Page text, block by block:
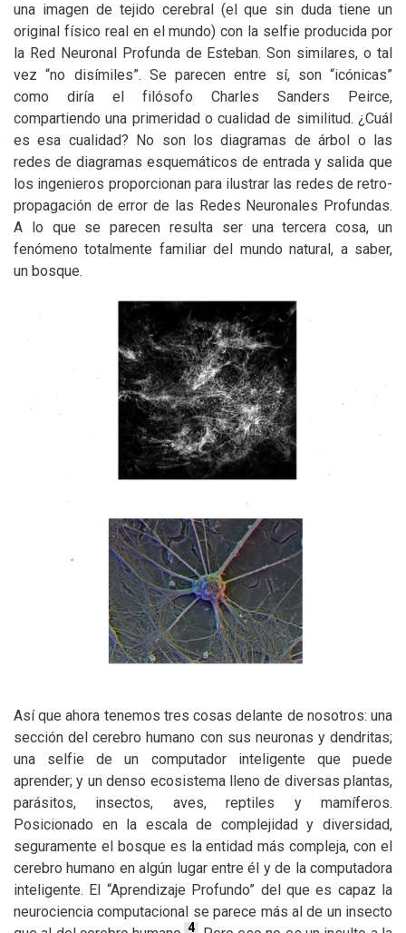
una imagen de tejido cerebral (el que sin duda tiene un
original físico real en el mundo) con la selfie producida por
la Red Neuronal Profunda de Esteban. Son similares, o tal
vez “no disímiles”. Se parecen entre sí, son “icónicas”
como diría el filósofo Charles Sanders Peirce,
compartiendo una primeridad o cualidad de similitud. ¿Cuál
es esa cualidad? No son los diagramas de árbol o las
redes de diagramas esquemáticos de entrada y salida que
los ingenieros proporcionan para ilustrar las redes de retro-
propagación de error de las Redes Neuronales Profundas.
A lo que se parecen resulta ser una tercera cosa, un
fenómeno totalmente familiar del mundo natural, a saber,
un bosque.
Así que ahora tenemos tres cosas delante de nosotros: una
sección del cerebro humano con sus neuronas y dendritas;
una selfie de un computador inteligente que puede
aprender; y un denso ecosistema lleno de diversas plantas,
parásitos, insectos, aves, reptiles y mamíferos.
Posicionado en la escala de complejidad y diversidad,
seguramente el bosque es la entidad más compleja, con el
cerebro humano en algún lugar entre él y de la computadora
inteligente. El “Aprendizaje Profundo” del que es capaz la
neurociencia computacional se parece más al de un insecto
4